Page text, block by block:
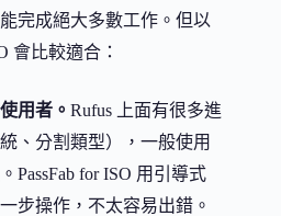
完成絕大多數工作。但以
會比較適合：
用者。 Rufus 上面有很多進
、分割類型），一般使用
PassFab for ISO 用引導式
步操作，不太容易出錯。